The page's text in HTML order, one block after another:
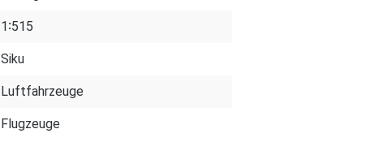
1∶515
Siku
Luftfahrzeuge
Flugzeuge